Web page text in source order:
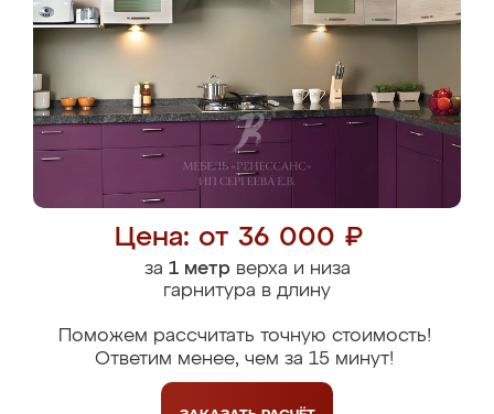
Цена: от 36 000 ₽
за 1 метрверха и низа
гарнитура в длину
Поможем рассчитать точную стоимость!
Ответим менее, чем за 15 минут!